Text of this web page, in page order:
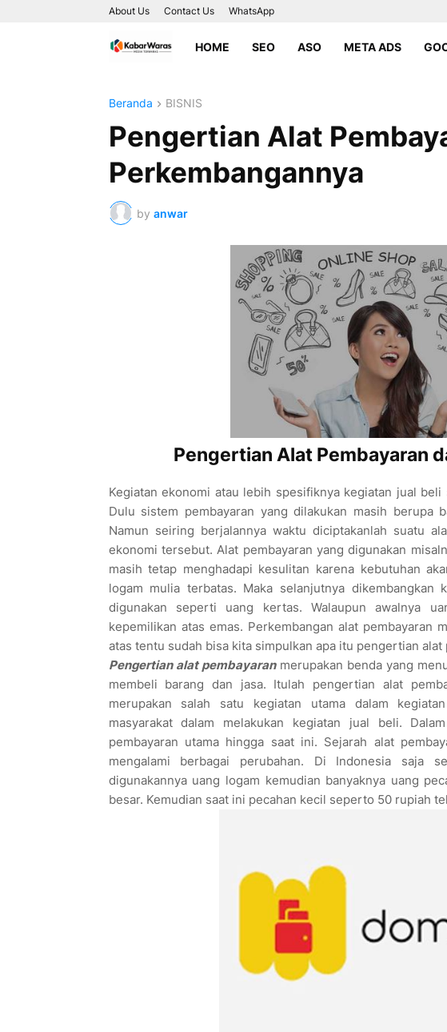
About Us Contact Us WhatsApp
HOME SEO ASO META ADS
Beranda BISNIS
Pengertian Alat
Perkembangannya
by anwar
Pengertian Alat Pembayaran
Kegiatan ekonomi atau lebih spesifiknya kegiatan jual
Dulu sistem pembayaran yang dilakukan masih berupa
Namun seiring berjalannya waktu diciptakanlah suatu
ekonomi tersebut. Alat pembayaran yang digunakan
masih tetap menghadapi kesulitan karena kebutuhan
logam mulia terbatas. Maka selanjutnya dikembangkan
digunakan seperti uang kertas. Walaupun awalnya
kepemilikan atas emas. Perkembangan alat pembayaran
atas tentu sudah bisa kita simpulkan apa itu pengertian alat
Pengertian alat pembayaranmerupakan benda yang
membeli barang dan jasa. Itulah pengertian alat
merupakan salah satu kegiatan utama dalam
masyarakat dalam melakukan kegiatan jual beli.
pembayaran utama hingga saat ini. Sejarah alat
mengalami berbagai perubahan. Di Indonesia saja
digunakannya uang logam kemudian banyaknya uang
besar. Kemudian saat ini pecahan kecil seperto 50 rupiah